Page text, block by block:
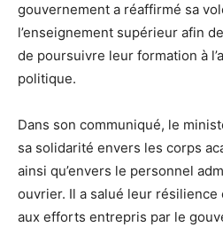
gouvernement a réaffirmé sa
l’enseignement supérieur afin
de poursuivre leur formation à
politique.
Dans son communiqué, le
sa solidarité envers les corps
ainsi qu’envers le personnel
ouvrier. Il a salué leur résilience
aux efforts entrepris par le